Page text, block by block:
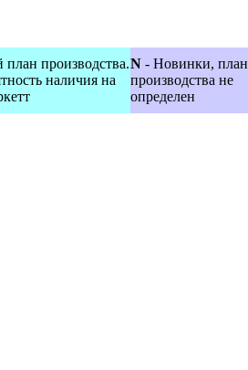
план производства.
наличия на
N - Новинки, план
производства не
определен